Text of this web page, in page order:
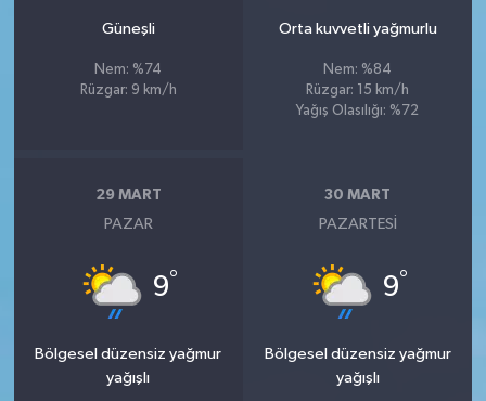
Güneşli
Nem: %74
Rüzgar: 9 km/h
Orta kuvvetli yağmurlu
Nem: %84
Rüzgar: 15 km/h
Yağış Olasılığı: %72
29 MART
PAZAR
9°
Bölgesel düzensiz yağmur
yağışlı
30 MART
PAZARTESI
9°
Bölgesel düzensiz yağmur
yağışlı